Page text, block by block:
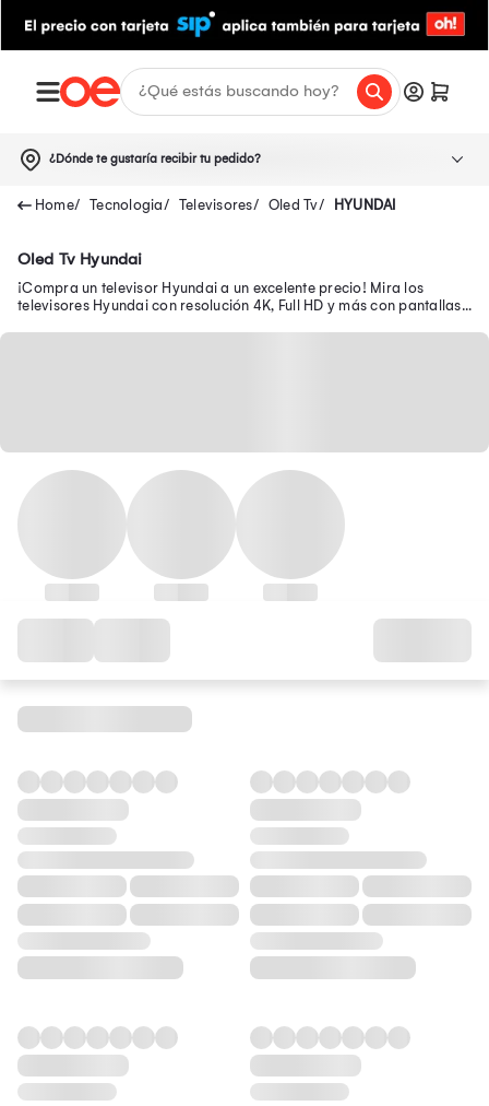
¿Dónde te gustaría recibir tu pedido?
Tecnologia Televisores Oled Tv HYUNDAI
Oled Tv Hyundai
¡Compra un televisor Hyundai a un excelente precio! Mira los
televisores Hyundai con resolución 4K, Full HD y más con pantallas